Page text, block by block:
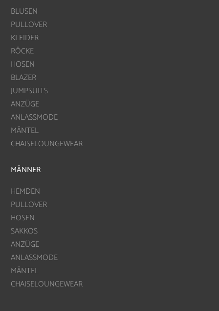
BLUSEN
PULLOVER
KLEIDER
RÖCKE
HOSEN
BLAZER
JUMPSUITS
ANZÜGE
ANLASSMODE
MÄNTEL
CHAISELOUNGEWEAR
MÄNNER
HEMDEN
PULLOVER
HOSEN
SAKKOS
ANZÜGE
ANLASSMODE
MÄNTEL
CHAISELOUNGEWEAR